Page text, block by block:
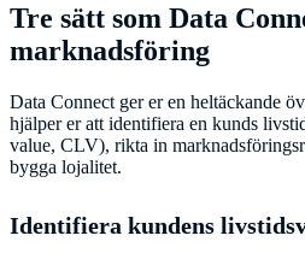
Tre sätt som Data
marknadsföring
Data Connect ger er en heltäckande
hjälper er att identifiera en kunds
value, CLV), rikta in
bygga lojalitet.
Identifiera kundens